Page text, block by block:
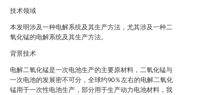
技术领域
本发明涉及一种电解系统及其生产方法，尤其涉及一种二
氧化锰的电解系统及其生产方法。
背景技术
电解二氧化锰是一次电池生产的主要原材料，二氧化锰与
一次电池的发展密不可分，全球约90％左右的电解二氧化
锰用于一次性电池生产，部分用于生产动力电池材料，我